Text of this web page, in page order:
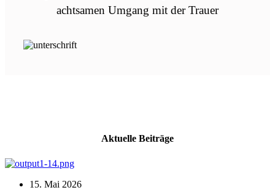
achtsamen Umgang mit der Trauer
Aktuelle Beiträge
15. Mai 2026